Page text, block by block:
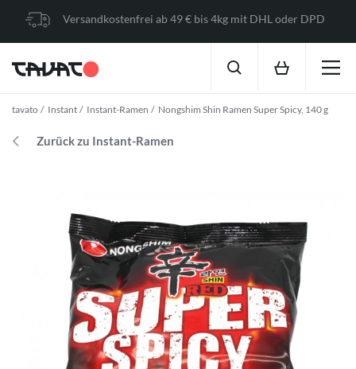
Versandkostenfrei ab 49 € bis 4kg mit DHL oder DPD
tavato Instant Instant-Ramen Nongshim Shin Ramen Super Spicy, 140 g
Zurück zu Instant-Ramen